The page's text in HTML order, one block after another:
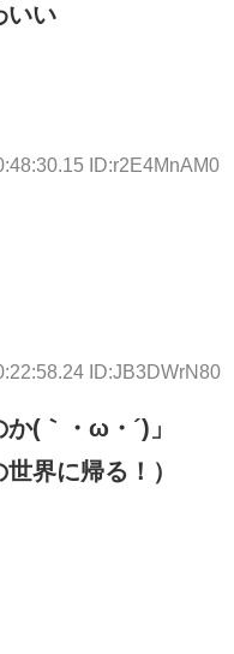
いい
ID:r2E4MnAM0
ID:JB3DWrN80
(｀・ω・´)」
界に帰る！）